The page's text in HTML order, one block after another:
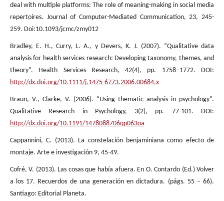
deal with multiple platforms: The role of meaning-making in social media
repertoires. Journal of Computer-Mediated Communication, 23, 245-
259. Doi:10.1093/jcmc/zmy012
Bradley, E. H., Curry, L. A., y Devers, K. J. (2007). “Qualitative data
analysis for health services research: Developing taxonomy, themes, and
theory”. Health Services Research, 42(4), pp. 1758–1772. DOI:
http://dx.doi.org/10.1111/j.1475-6773.2006.00684.x
Braun, V., Clarke, V. (2006). “Using thematic analysis in psychology”.
Qualitative Research in Psychology, 3(2), pp. 77-101. DOI:
http://dx.doi.org/10.1191/1478088706qp063oa
Cappannini, C. (2013). La constelación benjaminiana como efecto de
montaje. Arte e investigación 9, 45-49.
Cofré, V. (2013). Las cosas que había afuera. En O. Contardo (Ed.) Volver
a los 17. Recuerdos de una generación en dictadura. (págs. 55 – 66).
Santiago: Editorial Planeta.